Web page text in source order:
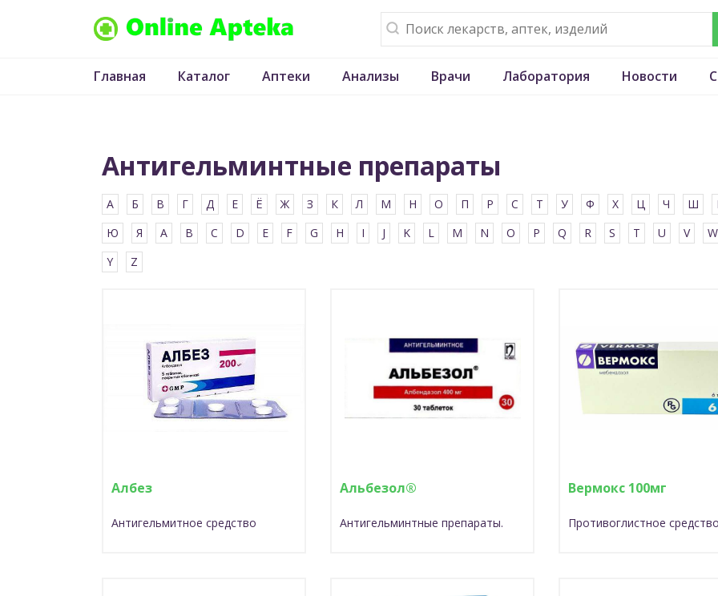
Главная Каталог Аптеки Анализы Врачи Лаборатория Новости
Антигельминтные препараты
Албез
Антигельмитное средство
Альбезол®
Антигельминтные препараты.
Вермокс 100мг
Противоглистное